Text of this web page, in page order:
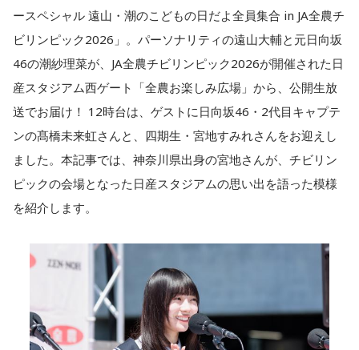
ースペシャル 遠山・潮のこどもの日だよ全員集合 in JA全農チ
ビリンピック2026」。パーソナリティの遠山大輔と元日向坂
46の潮紗理菜が、JA全農チビリンピック2026が開催された日
産スタジアム西ゲート「全農お楽しみ広場」から、公開生放
送でお届け！ 12時台は、ゲストに日向坂46・2代目キャプテ
ンの髙橋未来虹さんと、四期生・宮地すみれさんをお迎えし
ました。本記事では、神奈川県出身の宮地さんが、チビリン
ピックの会場となった日産スタジアムの思い出を語った模様
を紹介します。